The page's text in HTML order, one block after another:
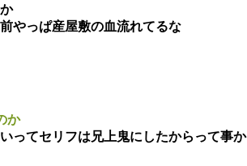
やっぱ産屋敷の血流れてるな
か
ってセリフは兄上鬼にしたからって事か